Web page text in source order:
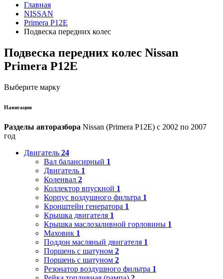
Главная
NISSAN
Primera P12E
Подвеска передних колес
Подвеска передних колес Nissan
Primera P12E
Выберите марку
Навигация
Разделы авторазбора Nissan (Primera P12E) с 2002 по 2007
год
Двигатель 24
Вал балансирный 1
Двигатель 1
Коленвал 2
Коллектор впускной 1
Корпус воздушного фильтра 1
Кронштейн генератора 1
Крышка двигателя 1
Крышка маслозаливной горловины 1
Маховик 1
Поддон масляный двигателя 1
Поршень с шатуном 2
Поршень с шатуном 2
Резонатор воздушного фильтра 1